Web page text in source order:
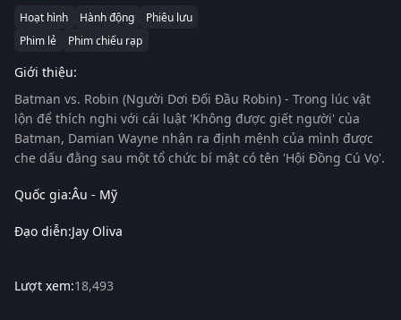
Hoạt hình Hành động
Phiêu lưu
Phim lẻ
Phim chiếu rạp
Giới thiệu:
Batman vs. Robin (Người Dơi Đối Đầu Robin) - Trong lúc vật
lộn để thích nghi với cái luật 'Không được giết người' của
Batman, Damian Wayne nhận ra định mệnh của mình được
che dấu đằng sau một tổ chức bí mật có tên 'Hội Đồng Cú Vọ'.
Quốc gia:Âu - Mỹ
Đạo diễn:Jay Oliva
Lượt xem:18,493